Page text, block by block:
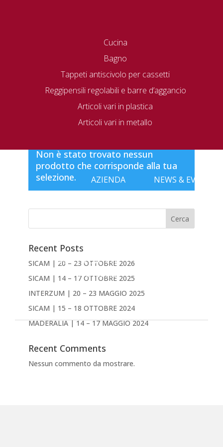
Cucina
Bagno
Tappeti antiscivolo per cassetti
Reggipensili regolabili e barre d’aggancio
Articoli vari in plastica
Articoli vari in metallo
AZIENDA NEWS & EVENTI
AZIENDA
NEWS & EVENTI
DOWNLOAD
/ 930SG963
930SG963
Non è stato trovato nessun
prodotto che corrisponde alla tua
selezione.
Cerca
Recent Posts
SICAM | 20 – 23 OTTOBRE 2026
SICAM | 14 – 17 OTTOBRE 2025
INTERZUM | 20 – 23 MAGGIO 2025
SICAM | 15 – 18 OTTOBRE 2024
MADERALIA | 14 – 17 MAGGIO 2024
Recent Comments
Nessun commento da mostrare.